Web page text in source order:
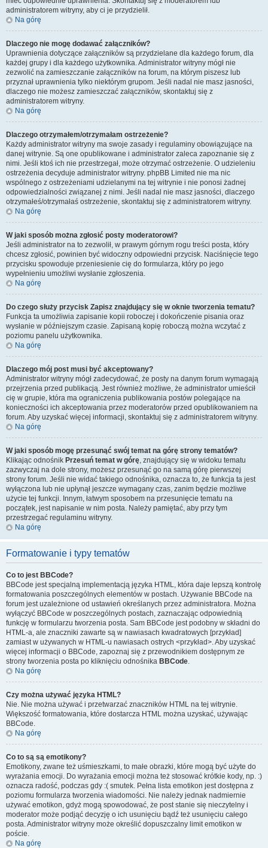
administratorem witryny, aby ci je przydzielił.
Na górę
Dlaczego nie mogę dodawać załączników?
Uprawnienia dotyczące załączników są przydzielane dla każdego forum, dla
każdej grupy i dla każdego użytkownika. Administrator witryny mógł nie
zezwolić na zamieszczanie załączników na forum, na którym piszesz lub
przyznał uprawnienia tylko niektórym grupom. Jeśli nadal nie masz jasności,
dlaczego nie możesz zamieszczać załączników, skontaktuj się z
administratorem witryny.
Na górę
Dlaczego otrzymałem/otrzymałam ostrzeżenie?
Każdy administrator witryny ma swoje zasady i regulaminy obowiązujące na
danej witrynie. Są one opublikowane i administrator zaleca zapoznanie się z
nimi. Jeśli ktoś ich nie przestrzegał, może otrzymać ostrzeżenie. O udzieleniu
ostrzeżenia decyduje administrator witryny. phpBB Limited nie ma nic
wspólnego z ostrzeżeniami udzielanymi na tej witrynie i nie ponosi żadnej
odpowiedzialności związanej z nimi. Jeśli nadal nie masz jasności, dlaczego
otrzymałeś/otrzymałaś ostrzeżenie, skontaktuj się z administratorem witryny.
Na górę
W jaki sposób można zgłosić posty moderatorowi?
Jeśli administrator na to zezwolił, w prawym górnym rogu treści posta, który
chcesz zgłosić, powinien być widoczny odpowiedni przycisk. Naciśnięcie tego
przycisku spowoduje przeniesienie cię do formularza, który po jego
wypełnieniu umożliwi wysłanie zgłoszenia.
Na górę
Do czego służy przycisk Zapisz znajdujący się w oknie tworzenia tematu?
Funkcja ta umożliwia zapisanie kopii roboczej i dokończenie pisania oraz
wysłanie w późniejszym czasie. Zapisaną kopię roboczą można wczytać z
poziomu panelu użytkownika.
Na górę
Dlaczego mój post musi być akceptowany?
Administrator witryny mógł zadecydować, że posty na danym forum wymagają
przejrzenia przed publikacją. Jest również możliwe, że administrator umieścił
cię w grupie, która ma ograniczenia publikowania postów polegające na
konieczności ich akceptowania przez moderatorów przed opublikowaniem na
forum. Aby uzyskać więcej informacji, skontaktuj się z administratorem witryny.
Na górę
W jaki sposób mogę przesunąć swój temat na górę strony tematów?
Klikając odnośnik Przesuń temat w górę, znajdujący się w widoku tematu
zazwyczaj na dole strony, możesz przesunąć go na samą górę pierwszej
strony forum. Jeśli nie widać takiego odnośnika, oznacza to, że funkcja ta jest
wyłączona lub nie upłynął jeszcze wymagany czas, zanim będzie możliwe
użycie tej funkcji. Innym, łatwym sposobem na przesunięcie tematu na
początek, jest napisanie w nim posta. Należy pamiętać, aby przy tym
przestrzegać regulaminu witryny.
Na górę
Formatowanie i typy tematów
Co to jest BBCode?
BBCode jest specjalną implementacją języka HTML, która daje lepszą kontrolę
formatowania poszczególnych elementów w postach. Używanie BBCode na
forum jest uzależnione od ustawień określanych przez administratora. Można
wyłączyć BBCode w poszczególnych postach, zaznaczając odpowiednią
funkcję w formularzu tworzenia posta. Sam BBCode jest podobny w składni do
HTML-a, ale znaczniki zawarte są w nawiasach kwadratowych [przykład]
zamiast w używanych w HTML-u nawiasach ostrych <przykład>. Aby uzyskać
więcej informacji o BBCode, zapoznaj się z przewodnikiem dostępnym ze
strony tworzenia posta po kliknięciu odnośnika BBCode.
Na górę
Czy można używać języka HTML?
Nie. Nie można używać i przetwarzać znaczników HTML na tej witrynie.
Większość formatowania, które dostarcza HTML można uzyskać, używając
BBCode.
Na górę
Co to są są emotikony?
Emotikony, zwane też uśmieszkami, to małe obrazki, które mogą być użyte do
wyrażania emocji. Do wyrażania emocji można też stosować krótkie kody, np. :)
oznacza radość, podczas gdy :( smutek. Pełna lista emotikon jest dostępna z
poziomu formularza tworzenia wiadomości. Nie należy jednak nadmiernie
używać emotikon, gdyż mogą spowodować, że post stanie się nieczytelny i
moderator może podjąć decyzję o ich usunięciu bądź też usunięciu całego
posta. Administrator witryny może określić dopuszczalny limit emotikon w
poście.
Na górę